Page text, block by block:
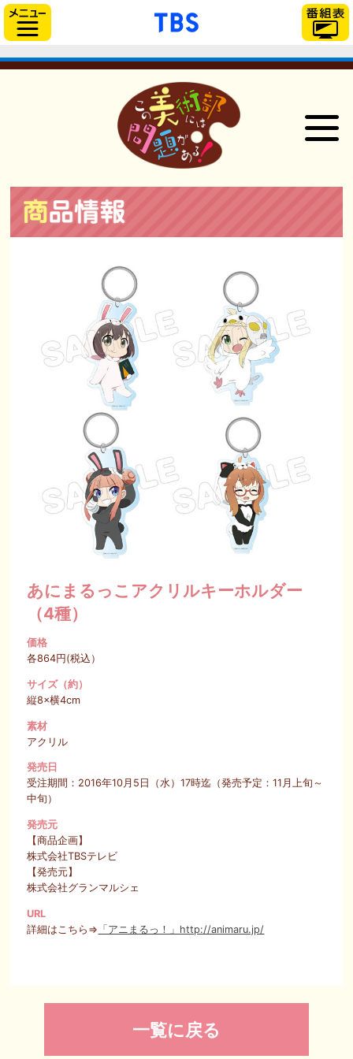
「TBSテレビ」トップ
NEWS
CHARACTER
GOODS
Blu-ray＆DVD
あにまるっこアクリルキーホルダー
（4種）
価格
各864円(税込）
サイズ（約）
縦8×横4cm
素材
アクリル
発売日
受注期間：2016年10月5日（水）17時迄（発売予定：11月上旬～
中旬）
発売元
【商品企画】
株式会社TBSテレビ
【発売元】
株式会社グランマルシェ
URL
詳細はこちら⇒ 「アニまるっ！」http://animaru.jp/
一覧に戻る